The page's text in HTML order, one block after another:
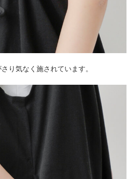
り気なく施されています。